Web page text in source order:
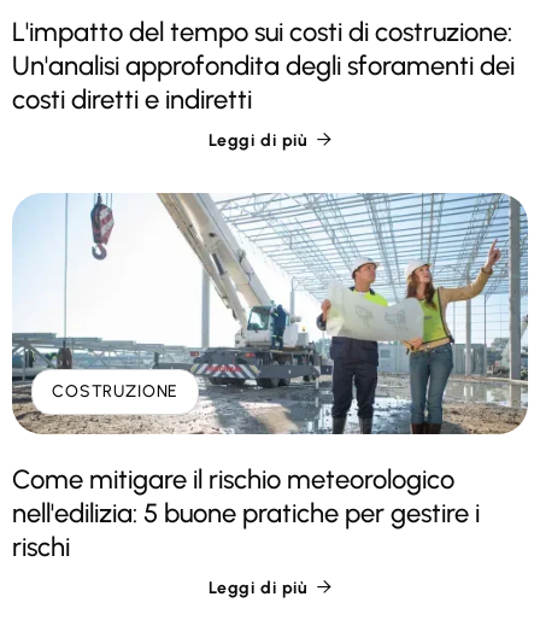
L'impatto del tempo sui costi di costruzione:
Un'analisi approfondita degli sforamenti dei
costi diretti e indiretti
Leggi di più 
COSTRUZIONE
Come mitigare il rischio meteorologico
nell'edilizia: 5 buone pratiche per gestire i
rischi
Leggi di più 